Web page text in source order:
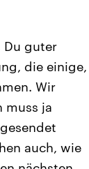
Du guter
die einige,
Wir
muss ja
auch, wie